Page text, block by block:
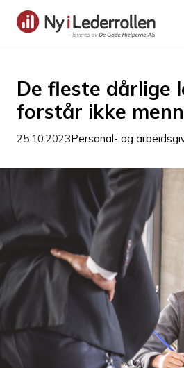
De fleste dårlige
forstår ikke
25.10.2023Personal- og